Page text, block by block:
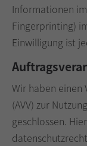
Informationen
Fingerprinting)
Einwilligung ist
Wir haben einen
(AVV) zur
geschlossen.